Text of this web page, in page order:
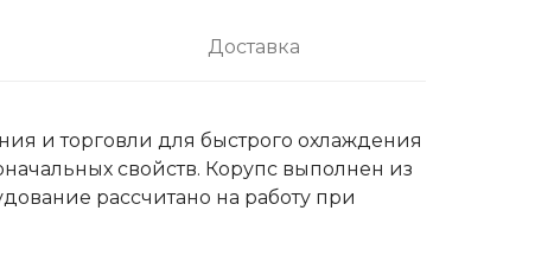
Доставка
и торговли для быстрого охлаждения
свойств. Корупс выполнен из
рассчитано на работу при